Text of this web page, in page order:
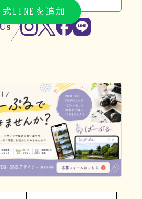
式LINEを追加